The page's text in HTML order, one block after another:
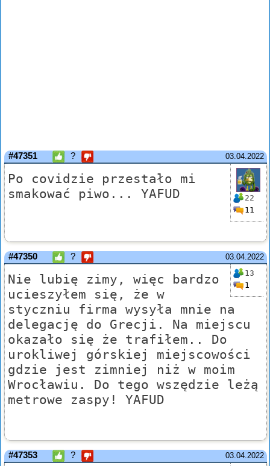
03.04.2022
#47351 ?
22
11
Po covidzie przestało mi
smakować piwo... YAFUD
03.04.2022
#47350 ?
13
1
Nie lubię zimy, więc bardzo
ucieszyłem się, że w
styczniu firma wysyła mnie na
delegację do Grecji. Na miejscu
okazało się że trafiłem.. Do
urokliwej górskiej miejscowości
gdzie jest zimniej niż w moim
Wrocławiu. Do tego wszędzie leżą
metrowe zaspy! YAFUD
03.04.2022
#47353 ?